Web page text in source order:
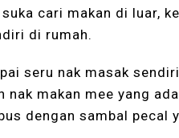
cari makan di luar,
di rumah.
seru nak masak
nak makan mee yang
dengan sambal pecal